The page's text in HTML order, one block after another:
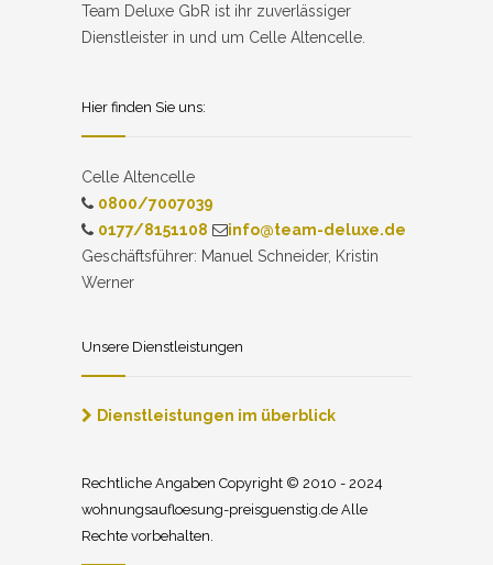
Team Deluxe GbR ist ihr zuverlässiger
Dienstleister in und um Celle Altencelle.
Hier finden Sie uns:
Celle Altencelle
0800/7007039
0177/8151108
info@team-deluxe.de
Geschäftsführer: Manuel Schneider, Kristin
Werner
Unsere Dienstleistungen
Dienstleistungen im überblick
Rechtliche Angaben Copyright © 2010 - 2024
wohnungsaufloesung-preisguenstig.de Alle
Rechte vorbehalten.